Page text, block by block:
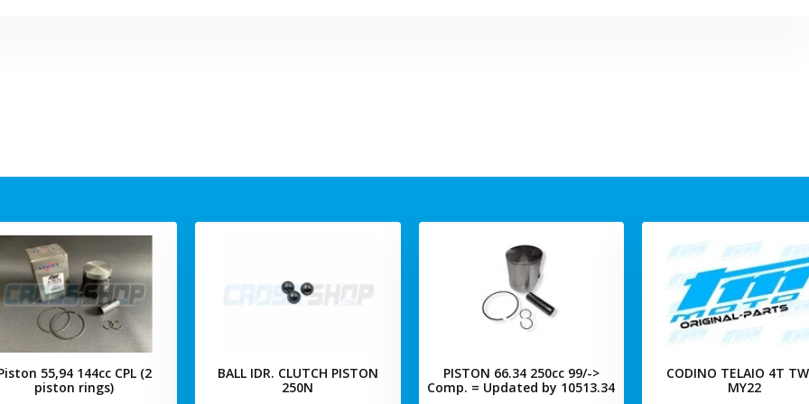
55,94 144cc CPL (2
piston rings)
BALL IDR. CLUTCH PISTON
250N
PISTON 66.34 250cc 99/->
Comp. = Updated by 10513.34
CODINO TELAIO 4T
MY22